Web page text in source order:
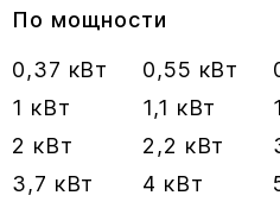
По мощности
0,37 кВт
0,55 кВт
1 кВт
1,1 кВт
2 кВт
2,2 кВт
3,7 кВт
4 кВт